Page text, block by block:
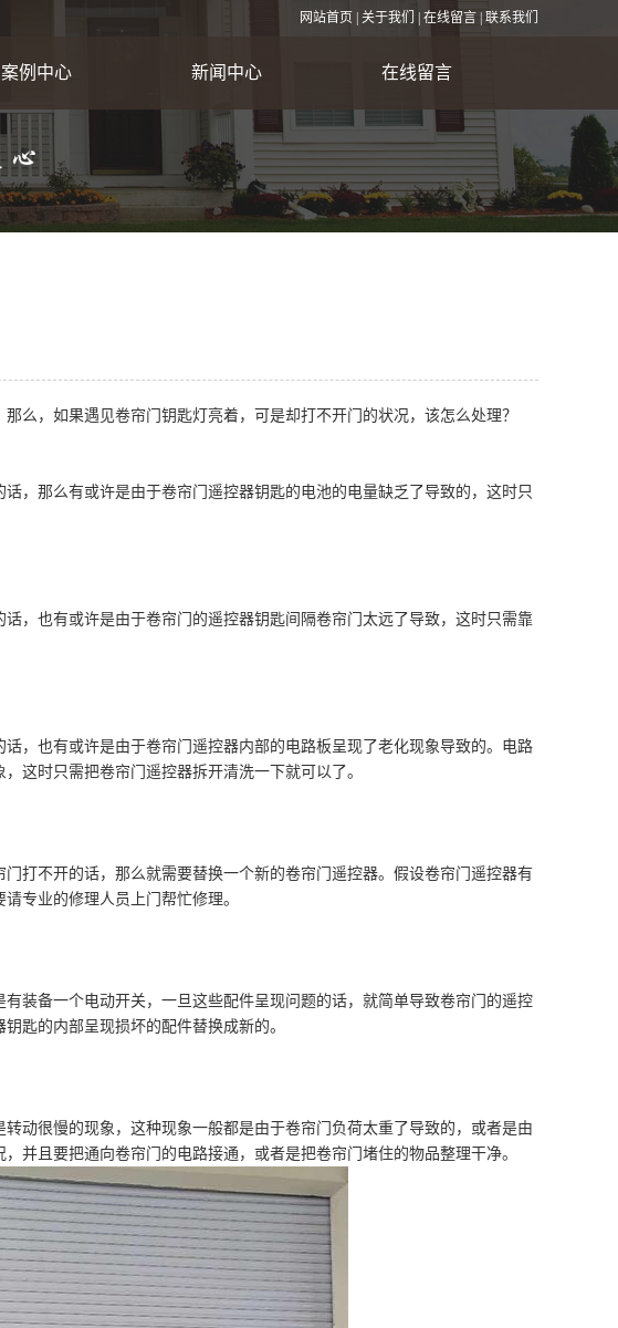
网站首页 关于我们 在线留言 联系我们
案例中心
例
新闻中心
行业资讯
在线留言
么，如果遇见卷帘门钥匙灯亮着，可是却打不开门的状况，该怎么处理？
，那么有或许是由于卷帘门遥控器钥匙的电池的电量缺乏了导致的，这时只
，也有或许是由于卷帘门的遥控器钥匙间隔卷帘门太远了导致，这时只需靠
，也有或许是由于卷帘门遥控器内部的电路板呈现了老化现象导致的。电路
这时只需把卷帘门遥控器拆开清洗一下就可以了。
打不开的话，那么就需要替换一个新的卷帘门遥控器。假设卷帘门遥控器有
专业的修理人员上门帮忙修理。
装备一个电动开关，一旦这些配件呈现问题的话，就简单导致卷帘门的遥控
匙的内部呈现损坏的配件替换成新的。
动很慢的现象，这种现象一般都是由于卷帘门负荷太重了导致的，或者是由
并且要把通向卷帘门的电路接通，或者是把卷帘门堵住的物品整理干净。